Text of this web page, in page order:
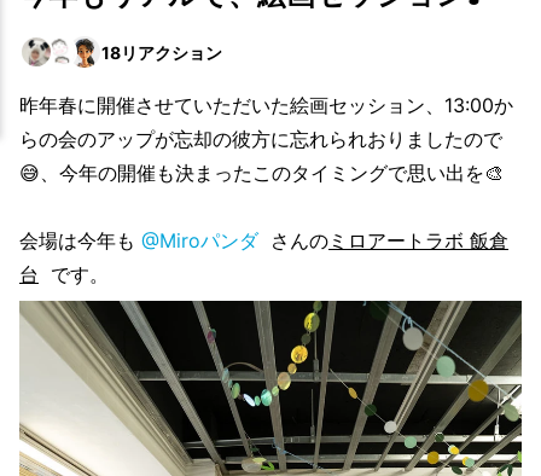
18リアクション
昨年春に開催させていただいた絵画セッション、13:00か
らの会のアップが忘却の彼方に忘れられおりましたので
😅、今年の開催も決まったこのタイミングで思い出を🎨
会場は今年も @Miroパンダさんの ミロアートラボ 飯倉
台 です。